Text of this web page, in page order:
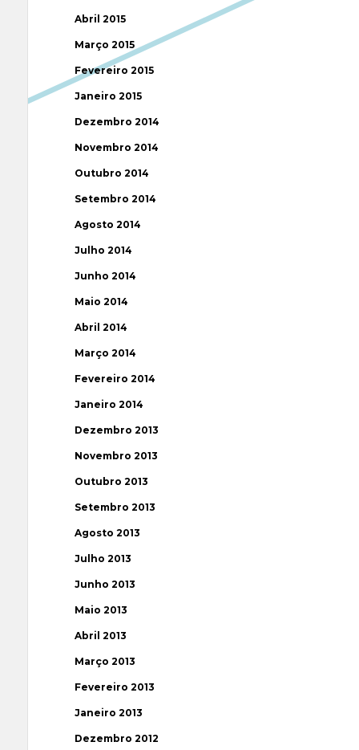
Abril 2015
Março 2015
Fevereiro 2015
Janeiro 2015
Dezembro 2014
Novembro 2014
Outubro 2014
Setembro 2014
Agosto 2014
Julho 2014
Junho 2014
Maio 2014
Abril 2014
Março 2014
Fevereiro 2014
Janeiro 2014
Dezembro 2013
Novembro 2013
Outubro 2013
Setembro 2013
Agosto 2013
Julho 2013
Junho 2013
Maio 2013
Abril 2013
Março 2013
Fevereiro 2013
Janeiro 2013
Dezembro 2012